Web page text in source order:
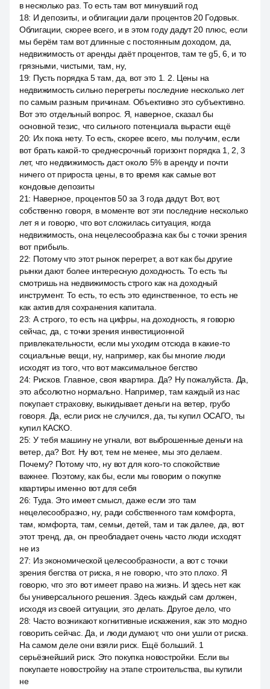
в несколько раз. То есть там вот минувший год
18: И депозиты, и облигации дали процентов 20 Годовых.
Облигации, скорее всего, и в этом году дадут 20 плюс, если
мы берём там вот длинные с постоянным доходом, да,
недвижимость от аренды даёт процентов, там те g5, 6, и то
грязными, чистыми, там, ну,
19: Пусть порядка 5 там, да, вот это 1. 2. Цены на
недвижимость сильно перегреты последние несколько лет
по самым разным причинам. Объективно это субъективно.
Вот это отдельный вопрос. Я, наверное, сказал бы
основной тезис, что сильного потенциала вырасти ещё
20: Их пока нету. То есть, скорее всего, мы получим, если
вот брать какой-то среднесрочный горизонт порядка 1, 2, 3
лет, что недвижимость даст около 5% в аренду и почти
ничего от прироста цены, в то время как самые вот
кондовые депозиты
21: Наверное, процентов 50 за 3 года дадут. Вот, вот,
собственно говоря, в моменте вот эти последние несколько
лет я и говорю, что вот сложилась ситуация, когда
недвижимость, она нецелесообразна как бы с точки зрения
вот прибыль.
22: Потому что этот рынок перегрет, а вот как бы другие
рынки дают более интересную доходность. То есть ты
смотришь на недвижимость строго как на доходный
инструмент. То есть, то есть это единственное, то есть не
как актив для сохранения капитала.
23: А строго, то есть на цифры, на доходность, я говорю
сейчас, да, с точки зрения инвестиционной
привлекательности, если мы уходим отсюда в какие-то
социальные вещи, ну, например, как бы многие люди
исходят из того, что вот максимальное бегство
24: Рисков. Главное, своя квартира. Да? Ну пожалуйста. Да,
это абсолютно нормально. Например, там каждый из нас
покупает страховку, выкидывает деньги на ветер, грубо
говоря. Да, если риск не случился, да, ты купил ОСАГО, ты
купил КАСКО.
25: У тебя машину не угнали, вот выброшенные деньги на
ветер, да? Вот. Ну вот, тем не менее, мы это делаем.
Почему? Потому что, ну вот для кого-то спокойствие
важнее. Поэтому, как бы, если мы говорим о покупке
квартиры именно вот для себя
26: Туда. Это имеет смысл, даже если это там
нецелесообразно, ну, ради собственного там комфорта,
там, комфорта, там, семьи, детей, там и так далее, да, вот
этот тренд, да, он преобладает очень часто люди исходят
не из
27: Из экономической целесообразности, а вот с точки
зрения бегства от риска, я не говорю, что это плохо. Я
говорю, что это вот имеет право на жизнь. И здесь нет как
бы универсального решения. Здесь каждый сам должен,
исходя из своей ситуации, это делать. Другое дело, что
28: Часто возникают когнитивные искажения, как это модно
говорить сейчас. Да, и люди думают, что они ушли от риска.
На самом деле они взяли риск. Ещё больший. 1
серьёзнейший риск. Это покупка новостройки. Если вы
покупаете новостройку на этапе строительства, вы купили
не